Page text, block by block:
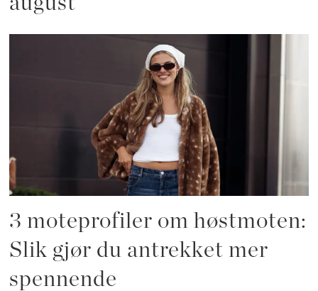
3 moteprofiler om høstmoten:
Slik gjør du antrekket mer
spennende